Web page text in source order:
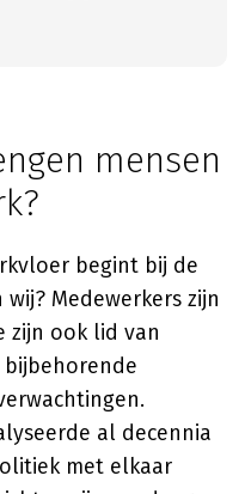
mensen
begint bij de
Medewerkers zijn
zijn ook lid van
al decennia
met elkaar